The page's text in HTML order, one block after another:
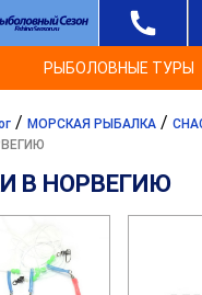
РЫБОЛОВНЫЕ ТУРЫ
/ МОРСКАЯ РЫБАЛКА /
В НОРВЕГИЮ